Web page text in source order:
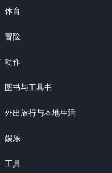
体育
冒险
动作
图书与工具书
外出旅行与本地生活
娱乐
工具